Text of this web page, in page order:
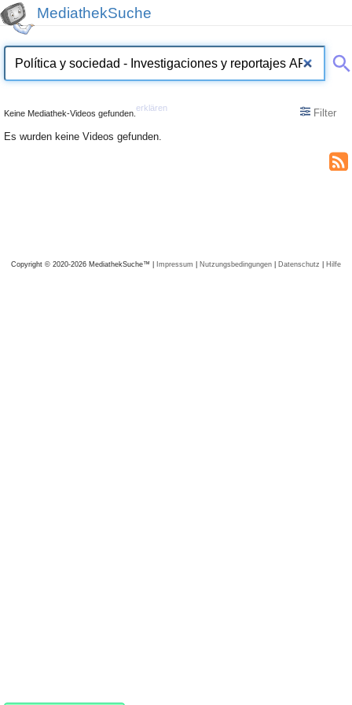
MediathekSuche
Keine Mediathek-Videos gefunden.
erklären
Filter
Es wurden keine Videos gefunden.
Copyright © 2020-2026 MediathekSuche™ | Impressum | Nutzungsbedingungen | Datenschutz | Hilfe